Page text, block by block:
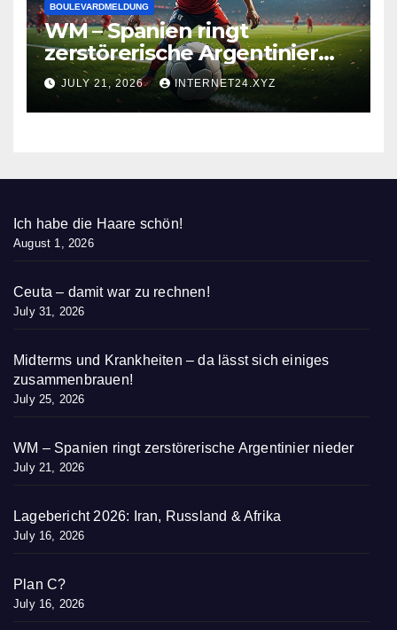
BOULEVARDMELDUNG
WM – Spanien ringt
zerstörerische Argentinier
nieder
JULY 21, 2026 INTERNET24.XYZ
Ich habe die Haare schön!
August 1, 2026
Ceuta – damit war zu rechnen!
July 31, 2026
Midterms und Krankheiten – da lässt sich einiges
zusammenbrauen!
July 25, 2026
WM – Spanien ringt zerstörerische Argentinier nieder
July 21, 2026
Lagebericht 2026: Iran, Russland & Afrika
July 16, 2026
Plan C?
July 16, 2026